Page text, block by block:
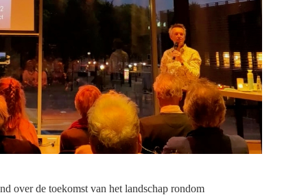
over de toekomst van het landschap rondom